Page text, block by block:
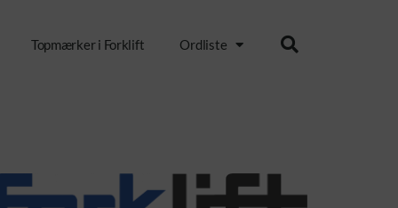
Topmærker i Forklift Ordliste